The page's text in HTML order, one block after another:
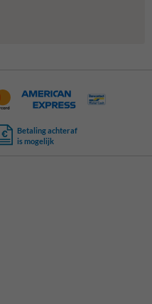
Betaling achteraf
is mogelijk